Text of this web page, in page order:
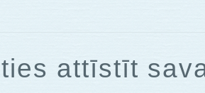
attīstīt